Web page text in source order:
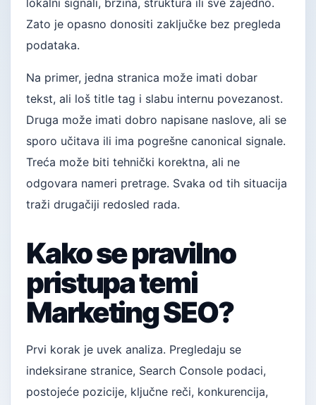
lokalni signali, brzina, struktura ili sve zajedno.
Zato je opasno donositi zaključke bez pregleda
podataka.
Na primer, jedna stranica može imati dobar
tekst, ali loš title tag i slabu internu povezanost.
Druga može imati dobro napisane naslove, ali se
sporo učitava ili ima pogrešne canonical signale.
Treća može biti tehnički korektna, ali ne
odgovara nameri pretrage. Svaka od tih situacija
traži drugačiji redosled rada.
Kako se pravilno
pristupa temi
Marketing SEO?
Prvi korak je uvek analiza. Pregledaju se
indeksirane stranice, Search Console podaci,
postojeće pozicije, ključne reči, konkurencija,